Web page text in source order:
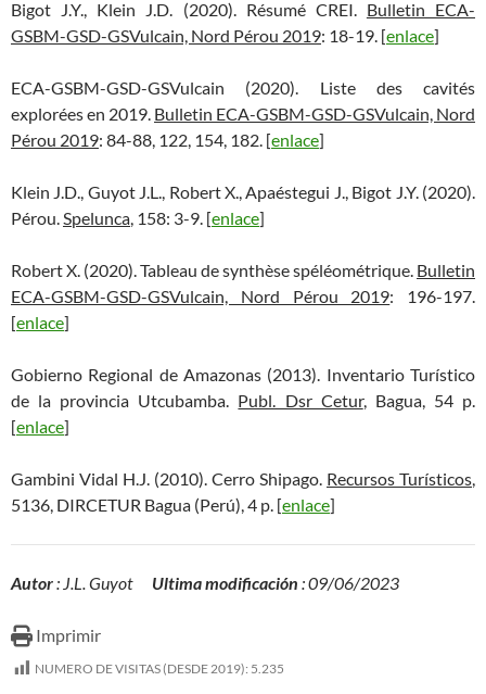
Bigot J.Y., Klein J.D. (2020). Résumé CREI. Bulletin ECA-
GSBM-GSD-GSVulcain, Nord Pérou 2019: 18-19. [enlace]
ECA-GSBM-GSD-GSVulcain (2020). Liste des cavités
explorées en 2019. Bulletin ECA-GSBM-GSD-GSVulcain, Nord
Pérou 2019: 84-88, 122, 154, 182. [enlace]
Klein J.D., Guyot J.L., Robert X., Apaéstegui J., Bigot J.Y. (2020).
Pérou.Spelunca, 158: 3-9. [enlace]
Robert X. (2020). Tableau de synthèse spéléométrique. Bulletin
ECA-GSBM-GSD-GSVulcain, Nord Pérou 2019: 196-197.
[enlace]
Gobierno Regional de Amazonas (2013). Inventario Turístico
de la provincia Utcubamba. Publ. Dsr Cetur, Bagua, 54 p.
[enlace]
Gambini Vidal H.J. (2010). Cerro Shipago. Recursos Turísticos,
5136, DIRCETUR Bagua (Perú), 4 p. [enlace]
Autor: J.L. Guyot Ultima modificación : 09/06/2023
Imprimir
NUMERO DE VISITAS (DESDE 2019): 5.235